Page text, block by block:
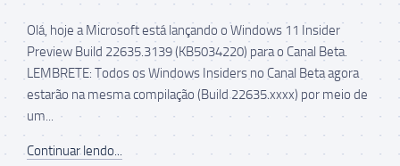
Olá, hoje a Microsoft está lançando o Windows 11 Insider
Preview Build 22635.3139 (KB5034220) para o Canal Beta.
LEMBRETE: Todos os Windows Insiders no Canal Beta agora
estarão na mesma compilação (Build 22635.xxxx) por meio de
um...
Continuar lendo...